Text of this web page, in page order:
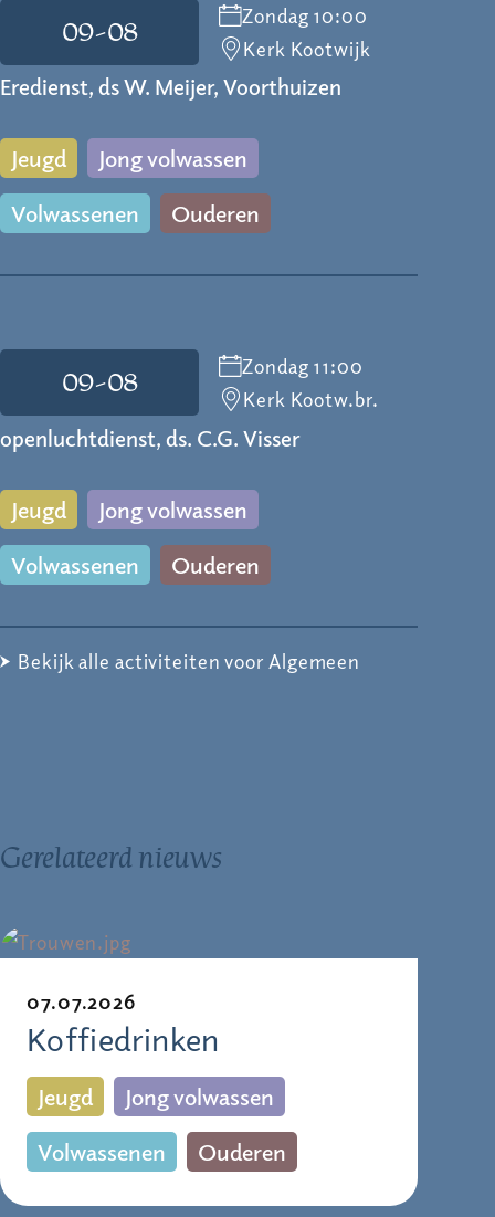
09-08
Zondag 10:00
Kerk Kootwijk
Eredienst, ds W. Meijer, Voorthuizen
Jeugd
Jong volwassen
Volwassenen
Ouderen
09-08
Zondag 11:00
Kerk Kootw.br.
openluchtdienst, ds. C.G. Visser
Jeugd
Jong volwassen
Volwassenen
Ouderen
Bekijk alle activiteiten voor Algemeen
Gerelateerd nieuws
07.07.2026
Koffiedrinken
Jeugd
Jong volwassen
Volwassenen
Ouderen